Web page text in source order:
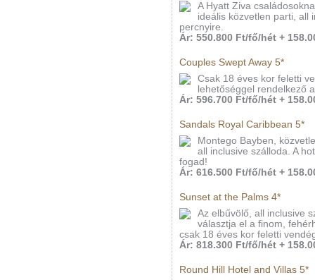
A Hyatt Ziva
ideális közvetlen parti, all
percnyire.
Ár: 550.800 Ft/fő/hét +
Couples Swept Away 5*
Csak 18 éves kor feletti
lehetőséggel rendelkező
Ár: 596.700 Ft/fő/hét +
Sandals Royal Caribbean 5*
Montego Bayben,
all inclusive szálloda. A
fogad!
Ár: 616.500 Ft/fő/hét +
Sunset at the Palms 4*
Az elbűvölő, all inclusive
választja el a finom,
csak 18 éves kor feletti
Ár: 818.300 Ft/fő/hét +
Round Hill Hotel and Villas 5*